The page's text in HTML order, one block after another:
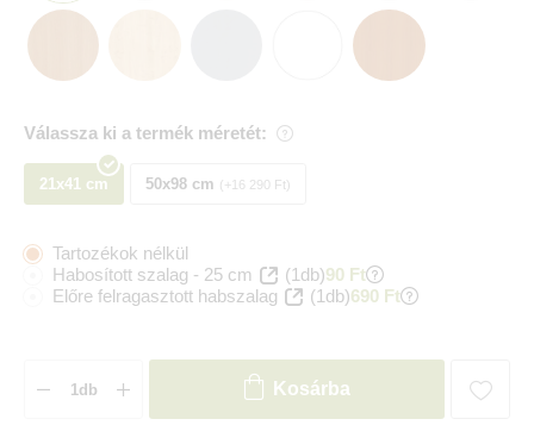
Válassza ki a termék méretét:
21x41 cm 50x98 cm +16 290 Ft
Tartozékok nélkül
Habosított szalag - 25 cm
(1db)90 Ft
Előre felragasztott habszalag
(1db)690 Ft
Kosárba